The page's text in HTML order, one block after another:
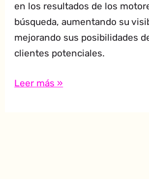
en los resultados de los
búsqueda, aumentando su
mejorando sus posibilidades
clientes potenciales.
Leer más »